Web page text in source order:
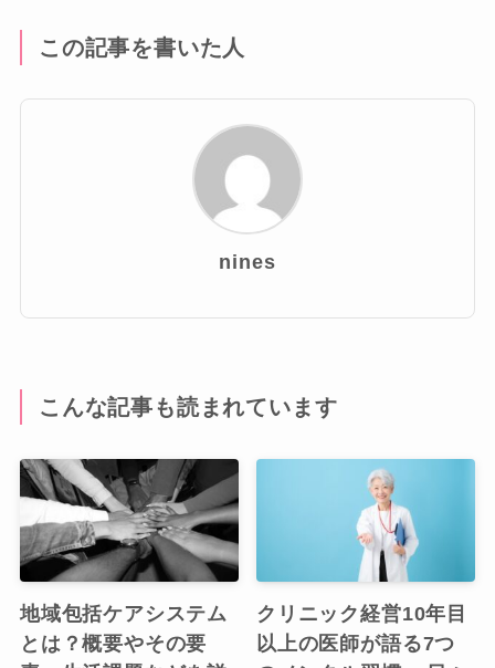
この記事を書いた人
nines
こんな記事も読まれています
地域包括ケアシステム
とは？概要やその要
クリニック経営10年目
以上の医師が語る7つ